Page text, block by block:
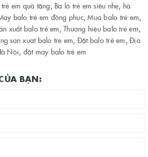
em quà tặng, Ba lô trẻ em siêu nhẹ, hà
balo trẻ em đồng phục,Mua balo trẻ em,
xuất balo trẻ em, Thương hiệu balo trẻ em,
san xuat balo tre em, Đặt balo trẻ em, Địa
Nội, đặt may balo trẻ em
BẠN: